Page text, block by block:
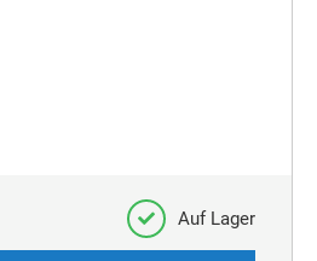
Auf Lager